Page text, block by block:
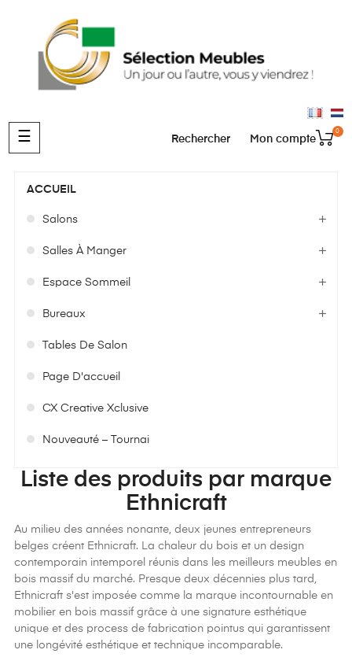
Basculer
la
☰ 0
Mon compte
Rechercher
ACCUEIL
Salons
Salles À Manger
Espace Sommeil
Bureaux
Tables De Salon
Page D'accueil
CX Creative Xclusive
Nouveauté – Tournai
Liste des produits par marque
Ethnicraft
Au milieu des années nonante, deux jeunes entrepreneurs
belges créent Ethnicraft. La chaleur du bois et un design
contemporain intemporel réunis dans les meilleurs meubles en
bois massif du marché. Presque deux décennies plus tard,
Ethnicraft s'est imposée comme la marque incontournable en
mobilier en bois massif grâce à une signature esthétique
unique et des process de fabrication pointus qui garantissent
une longévité esthétique et technique incomparable.